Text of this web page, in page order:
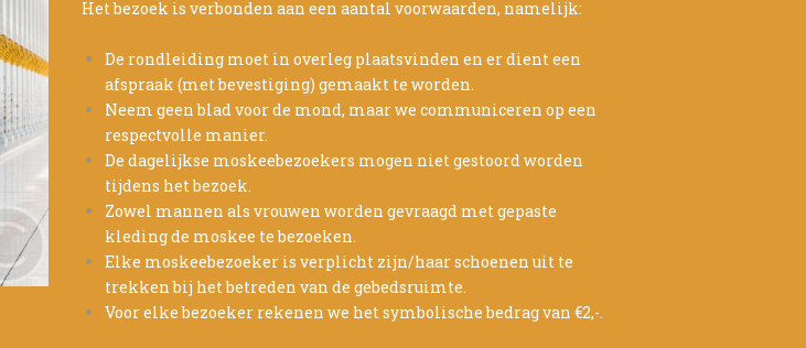
Het bezoek is verbonden aan een aantal voorwaarden, namelijk:
De rondleiding moet in overleg plaatsvinden en er dient een
afspraak (met bevestiging) gemaakt te worden.
Neem geen blad voor de mond, maar we communiceren op een
respectvolle manier.
De dagelijkse moskeebezoekers mogen niet gestoord worden
tijdens het bezoek.
Zowel mannen als vrouwen worden gevraagd met gepaste
kleding de moskee te bezoeken.
Elke moskeebezoeker is verplicht zijn/haar schoenen uit te
trekken bij het betreden van de gebedsruimte.
Voor elke bezoeker rekenen we het symbolische bedrag van €2,-.